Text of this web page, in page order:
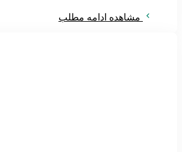
مشاهده ادامه مطلب